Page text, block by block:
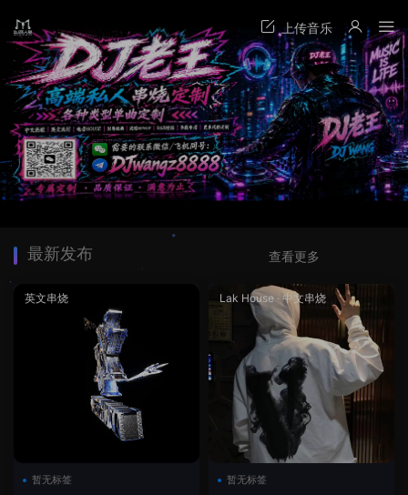
最新发布
英文串烧
暂无标签
Lak House · 中文串烧
暂无标签
查看更多